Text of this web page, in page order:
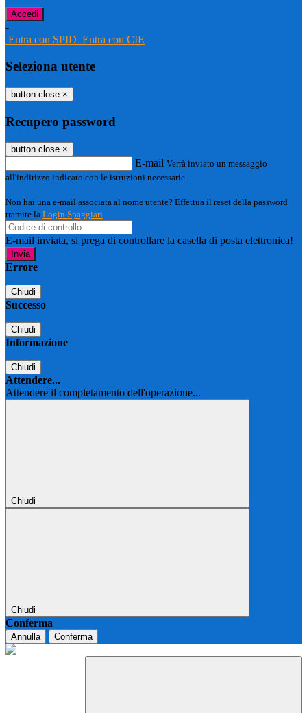
-
Entra con SPID Entra con CIE
Seleziona utente
button close ×
Recupero password
button close ×
E-mail Verrà inviato un messaggio
all'indirizzo indicato con le istruzioni necessarie.
Non hai una e-mail associata al nome utente? Effettua il reset della password
tramite la Login Spaggiari
E-mail inviata, si prega di controllare la casella di posta elettronica!
Errore
Chiudi
Successo
Chiudi
Informazione
Chiudi
Attendere...
Attendere il completamento dell'operazione...
Chiudi
Chiudi
Conferma
Annulla Conferma